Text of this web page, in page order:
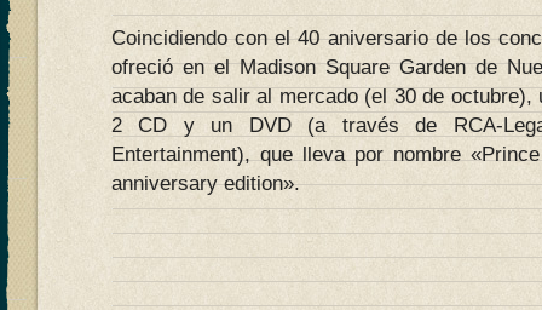
Coincidiendo con el 40 aniversario de los
ofreció en el Madison Square Garden de
acaban de salir al mercado (el 30 de octubre),
2 CD y un DVD (a través de RCA-
Entertainment), que lleva por nombre
anniversary edition».